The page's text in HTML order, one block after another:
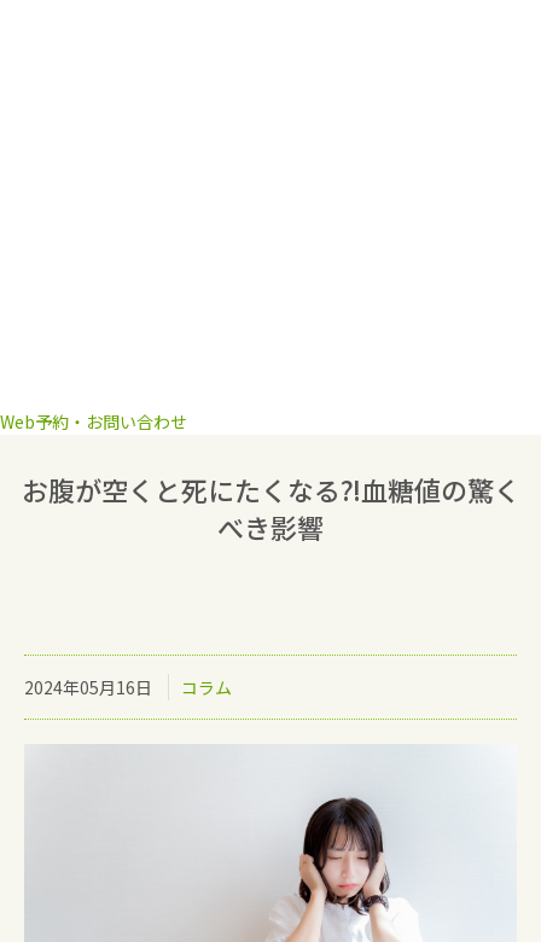
Web予約・お問い合わせ
お腹が空くと死にたくなる⁈血糖値の驚く
べき影響
2024年05月16日 コラム